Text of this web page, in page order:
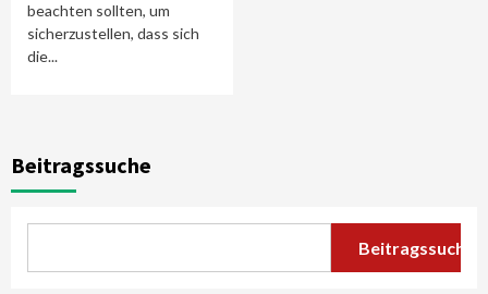
beachten sollten, um
sicherzustellen, dass sich
die...
Beitragssuche
Beitragssuche